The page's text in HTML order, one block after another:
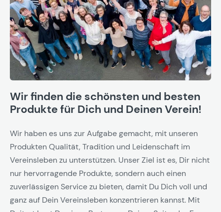
Wir finden die schönsten und besten
Produkte für Dich und Deinen Verein!
Wir haben es uns zur Aufgabe gemacht, mit unseren
Produkten Qualität, Tradition und Leidenschaft im
Vereinsleben zu unterstützen. Unser Ziel ist es, Dir nicht
nur hervorragende Produkte, sondern auch einen
zuverlässigen Service zu bieten, damit Du Dich voll und
ganz auf Dein Vereinsleben konzentrieren kannst. Mit